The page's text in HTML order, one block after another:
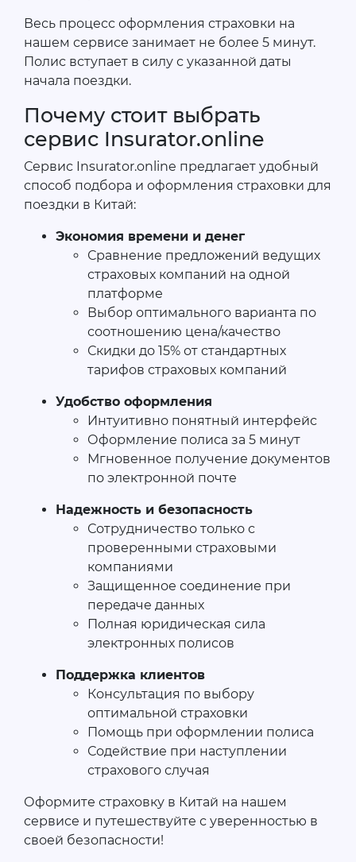
Весь процесс оформления страховки на
нашем сервисе занимает не более 5 минут.
Полис вступает в силу с указанной даты
начала поездки.
Почему стоит выбрать
сервис Insurator.online
Сервис Insurator.online предлагает удобный
способ подбора и оформления страховки для
поездки в Китай:
Экономия времени и денег
Сравнение предложений ведущих
страховых компаний на одной
платформе
Выбор оптимального варианта по
соотношению цена/качество
Скидки до 15% от стандартных
тарифов страховых компаний
Удобство оформления
Интуитивно понятный интерфейс
Оформление полиса за 5 минут
Мгновенное получение документов
по электронной почте
Надежность и безопасность
Сотрудничество только с
проверенными страховыми
компаниями
Защищенное соединение при
передаче данных
Полная юридическая сила
электронных полисов
Поддержка клиентов
Консультация по выбору
оптимальной страховки
Помощь при оформлении полиса
Содействие при наступлении
страхового случая
Оформите страховку в Китай на нашем
сервисе и путешествуйте с уверенностью в
своей безопасности!